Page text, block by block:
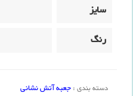
سایز
رنگ
دسته بندی :جعبه آتش نشانی